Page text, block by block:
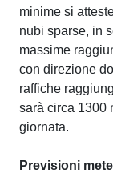
minime si
nubi sparse, in
massime
con direzione
raffiche
sarà circa 1300
giornata.
Previsioni